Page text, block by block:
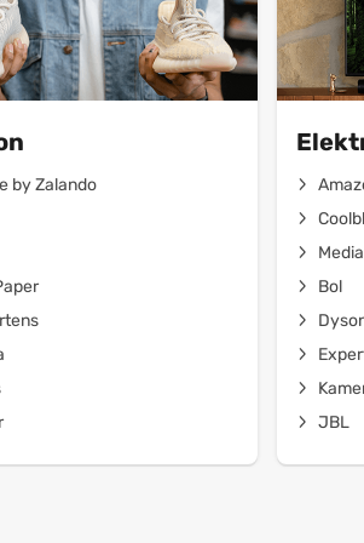
by Zalando
Bol
JBL